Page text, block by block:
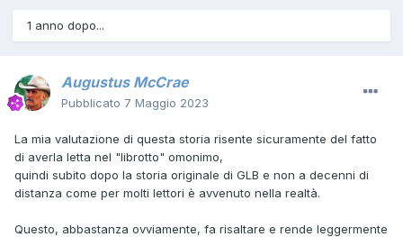
1 anno dopo...
Augustus McCrae
Pubblicato 7 Maggio 2023
La mia valutazione di questa storia risente sicuramente del fatto
di averla letta nel "librotto" omonimo,
quindi subito dopo la storia originale di GLB e non a decenni di
distanza come per molti lettori è avvenuto nella realtà.
Questo, abbastanza ovviamente, fa risaltare e rende leggermente